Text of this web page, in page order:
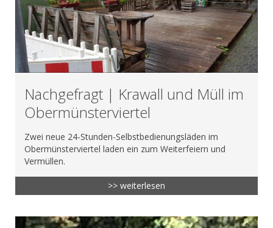
Nachgefragt | Krawall und Müll im
Obermünsterviertel
Zwei neue 24-Stunden-Selbstbedienungsläden im
Obermünsterviertel laden ein zum Weiterfeiern und
Vermüllen.
>> weiterlesen